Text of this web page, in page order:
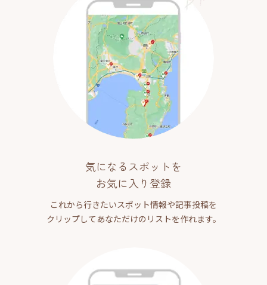
気になるスポットを
お気に入り登録
これから行きたいスポット情報や記事投稿を
クリップしてあなただけのリストを作れます。